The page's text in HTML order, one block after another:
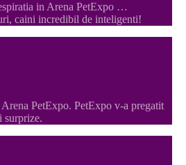
in Arena PetExpo …
caini incredibil de inteligenti!
PetExpo. PetExpo v-a pregatit
surprize.